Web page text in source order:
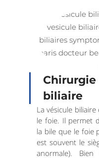
Chirurgie
biliaire
La vésicule
le foie. Il permet
la bile que le foie
est souvent le
anormale).